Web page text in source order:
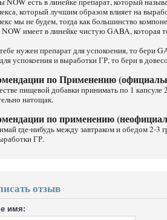
который лучшим образом влияет на
мы не будем, тогда как большинство
NOW имеет в линейке чистую GABA, которая
нужен препарат для успокоения, то бери
успокоения и выработки ГР, то бери в
по Применению
пищевой добавки принимать по 1
натощак.
по применению
где-нибудь между завтраком и обедом 2-
ГР.
отзыв
имя: